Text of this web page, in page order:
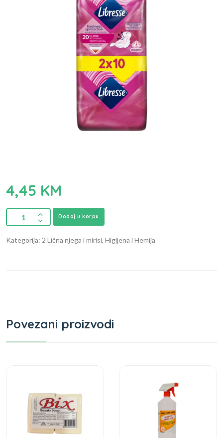
4,45 KM
Dodaj u korpu
Kategorija: 2 Lična njega i mirisi, Higijena i Hemija
Povezani proizvodi